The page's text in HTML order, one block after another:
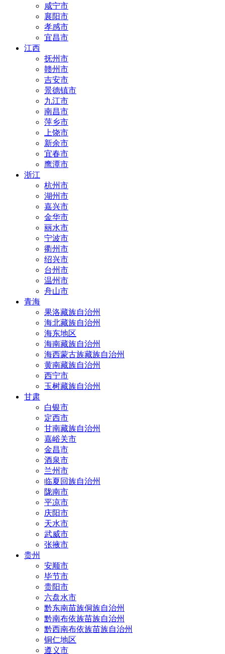
咸宁市
襄阳市
孝感市
宜昌市
江西
抚州市
赣州市
吉安市
景德镇市
九江市
南昌市
萍乡市
上饶市
新余市
宜春市
鹰潭市
浙江
杭州市
湖州市
嘉兴市
金华市
丽水市
宁波市
衢州市
绍兴市
台州市
温州市
舟山市
青海
果洛藏族自治州
海北藏族自治州
海东地区
海南藏族自治州
海西蒙古族藏族自治州
黄南藏族自治州
西宁市
玉树藏族自治州
甘肃
白银市
定西市
甘南藏族自治州
嘉峪关市
金昌市
酒泉市
兰州市
临夏回族自治州
陇南市
平凉市
庆阳市
天水市
武威市
张掖市
贵州
安顺市
毕节市
贵阳市
六盘水市
黔东南苗族侗族自治州
黔南布依族苗族自治州
黔西南布依族苗族自治州
铜仁地区
遵义市